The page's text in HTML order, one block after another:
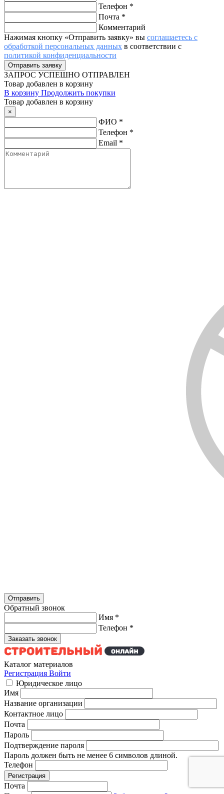
Телефон *
Почта *
Комментарий
Нажимая кнопку «Отправить заявку» вы соглашаетесь с
обработкой персональных данных в соответствии с
политикой конфиденциальности
ЗАПРОС УСПЕШНО ОТПРАВЛЕН
Товар добавлен в корзину
В корзину Продолжить покупки
Товар добавлен в корзину
×
ФИО *
Телефон *
Email *
Обратный звонок
Имя *
Телефон *
Каталог материалов
Регистрация Войти
Юридическое лицо
Имя
Название организации
Контактное лицо
Почта
Пароль
Подтверждение пароля
Пароль должен быть не менее 6 символов длиной.
Телефон
Почта